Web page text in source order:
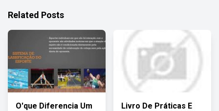
Related Posts
O'que Diferencia Um
Livro De Práticas E